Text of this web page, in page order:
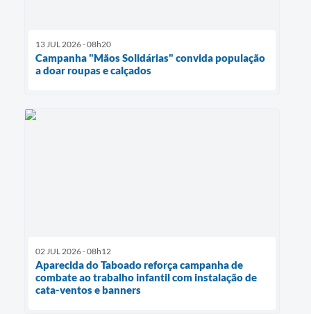
13 JUL 2026 - 08h20
Campanha "Mãos Solidárias" convida população
a doar roupas e calçados
02 JUL 2026 - 08h12
Aparecida do Taboado reforça campanha de
combate ao trabalho infantil com instalação de
cata-ventos e banners